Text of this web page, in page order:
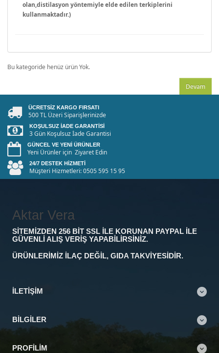
olan,distilasyon yöntemiyle elde edilen terkiplerini
kullanmaktadır.)
Bu kategoride henüz ürün Yok.
Devam
ÜCRETSIZ KARGO FIRSATI
500 TL Üzeri Siparişlerinizde
KOŞULSUZ İADE GARANTISI
3 Gün Koşulsuz İade Garantisi
GÜNCEL VE YENI ÜRÜNLER
Yeni Ürünler için Ziyaret Edin
24/7 DESTEK HIZMETI
Müşteri Hizmetleri: 0505 595 15 95
Aktar Vera
SITEMIZDEN 256 BIT SSL ILE KORUNAN PAYPAL ILE
GÜVENLI ALIŞ VERIŞ YAPABILIRSINIZ.
ÜRÜNLERIMIZ ILAÇ DEĞIL, GIDA TAKVIYESIDIR.
İLETIŞIM
BILGILER
PROFILIM